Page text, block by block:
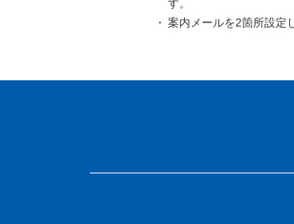
す。
案内メールを2箇所設定